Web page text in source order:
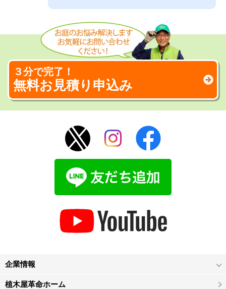
３分で完了！
無料お見積り申込み
企業情報
植木屋革命ホーム